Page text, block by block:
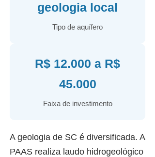
geologia local
Tipo de aquífero
R$ 12.000 a R$
45.000
Faixa de investimento
A geologia de SC é diversificada. A
PAAS realiza laudo hidrogeológico